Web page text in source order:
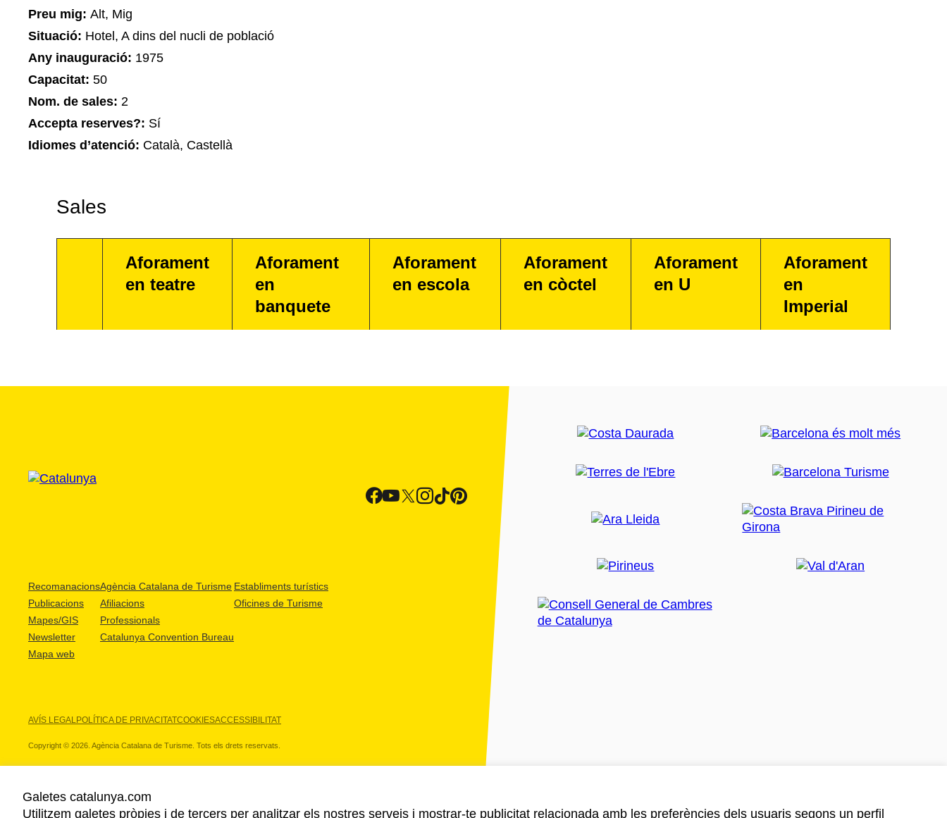
Preu mig: Alt, Mig
Situació: Hotel, A dins del nucli de població
Any inauguració: 1975
Capacitat: 50
Nom. de sales: 2
Accepta reserves?: Sí
Idiomes d’atenció: Català, Castellà
Sales
Aforament
en teatre
Aforament
en
banquete
Aforament
en escola
Aforament
en còctel
Aforament
en U
Aforament
en
Imperial
Recomanacions
Publicacions
Mapes/GIS
Newsletter
Mapa web
Agència Catalana de Turisme
Afiliacions
Professionals
Catalunya Convention Bureau
Establiments turístics
Oficines de Turisme
AVÍS LEGALPOLÍTICA DE PRIVACITATCOOKIESACCESSIBILITAT
Copyright © 2026. Agència Catalana de Turisme. Tots els drets reservats.
Galetes catalunya.com
Utilitzem galetes pròpies i de tercers per analitzar els nostres serveis i mostrar-te publicitat relacionada amb les preferències dels usuaris segons un perfil